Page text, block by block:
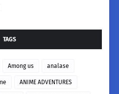
TAGS
Among us analase
ANIME ADVENTURES